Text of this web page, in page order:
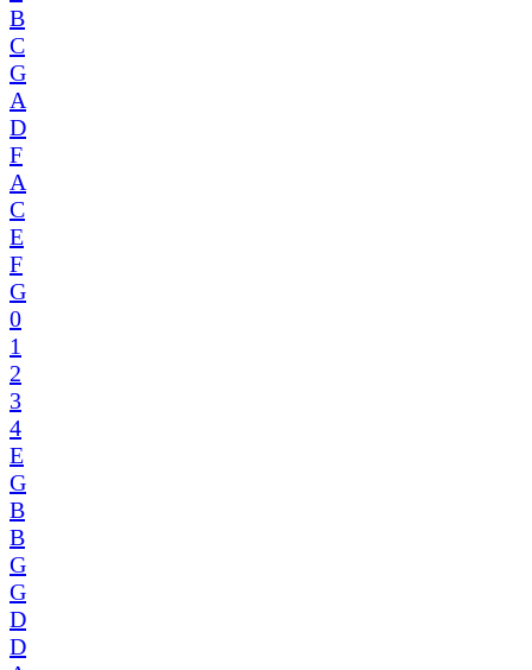
B
C
G
A
D
F
A
C
E
F
G
0
1
2
3
4
E
G
B
B
G
G
D
D